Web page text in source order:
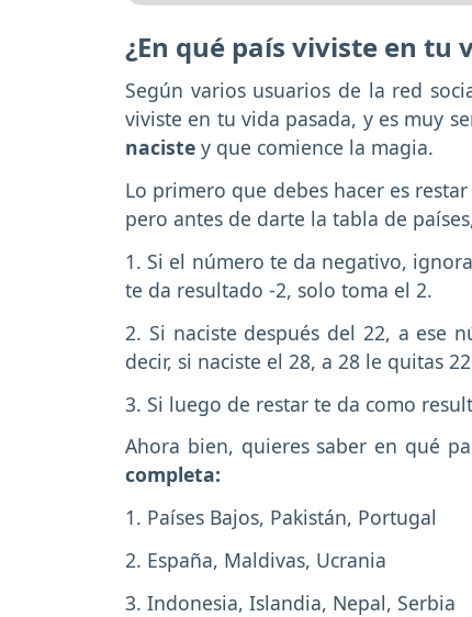
¿En qué país viviste en tu
Según varios usuarios de la red
viviste en tu vida pasada, y es muy
naciste y que comience la magia.
Lo primero que debes hacer es
pero antes de darte la tabla de
1. Si el número te da negativo,
te da resultado -2, solo toma el 2.
2. Si naciste después del 22, a ese
decir, si naciste el 28, a 28 le quitas
3. Si luego de restar te da como
Ahora bien, quieres saber en qué
completa:
1. Países Bajos, Pakistán, Portugal
2. España, Maldivas, Ucrania
3. Indonesia, Islandia, Nepal, Serbia